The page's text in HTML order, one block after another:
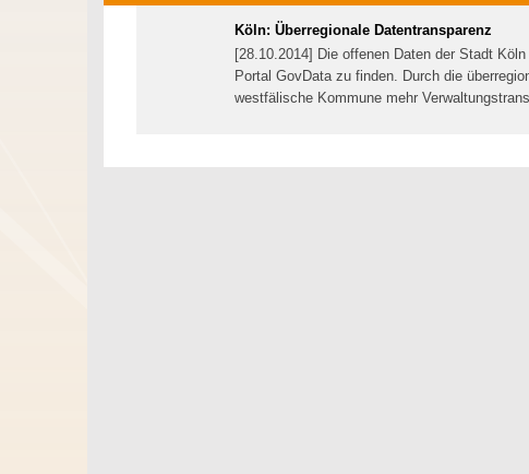
Köln: Überregionale Datentransparenz
[28.10.2014] Die offenen Daten der Stadt
Portal GovData zu finden. Durch die
westfälische Kommune mehr